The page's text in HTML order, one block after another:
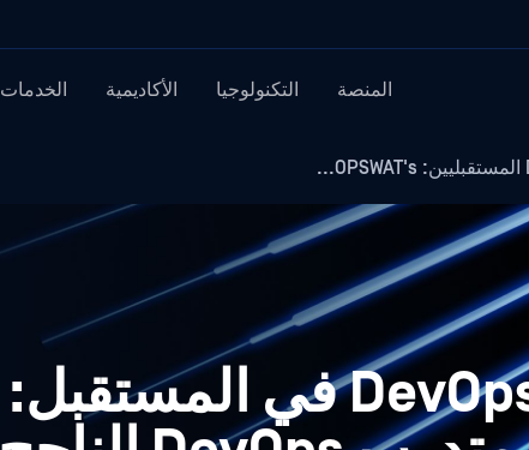
المنصة التكنولوجيا الأكاديمية الخدمات
تمكين مبتكري DevOps في المستقبل: